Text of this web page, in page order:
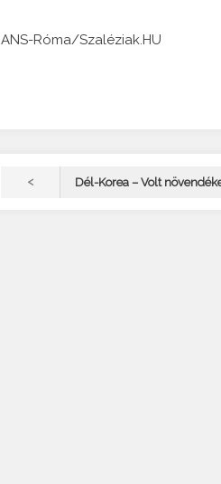
ANS-Róma/Szaléziak.HU
< Dél-Korea – Volt